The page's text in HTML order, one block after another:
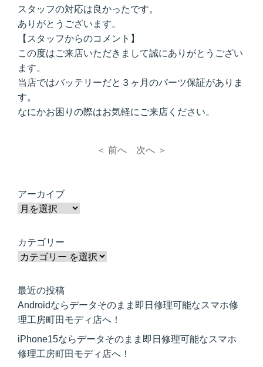
スタッフの対応は良かったです。
ありがとうございます。
【スタッフからのコメント】
この度はご来店いただきまして誠にありがとうござい
ます。
当店ではバッテリーだと３ヶ月のパーツ保証がありま
す。
なにかお困りの際はお気軽にご来店ください。
＜ 前へ 次へ ＞
アーカイブ
カテゴリー
最近の投稿
Androidならデータそのまま即日修理可能なスマホ修
理工房町田モディ店へ！
iPhone15ならデータそのまま即日修理可能なスマホ
修理工房町田モディ店へ！